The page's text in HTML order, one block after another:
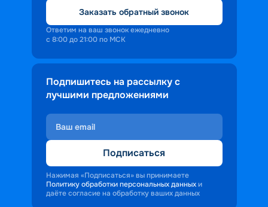
Заказать обратный звонок
Ответим на ваш звонок ежедневно
с 8:00 до 21:00 по МСК
Подпишитесь на рассылку с
лучшими предложениями
Подписаться
Нажимая «Подписаться» вы принимаете
Политику обработки персональных данных и
даёте согласие на обработку ваших данных